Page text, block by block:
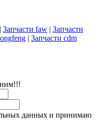
| Запчасти faw | Запчасти
| Запчасти cdm
данных и принимаю